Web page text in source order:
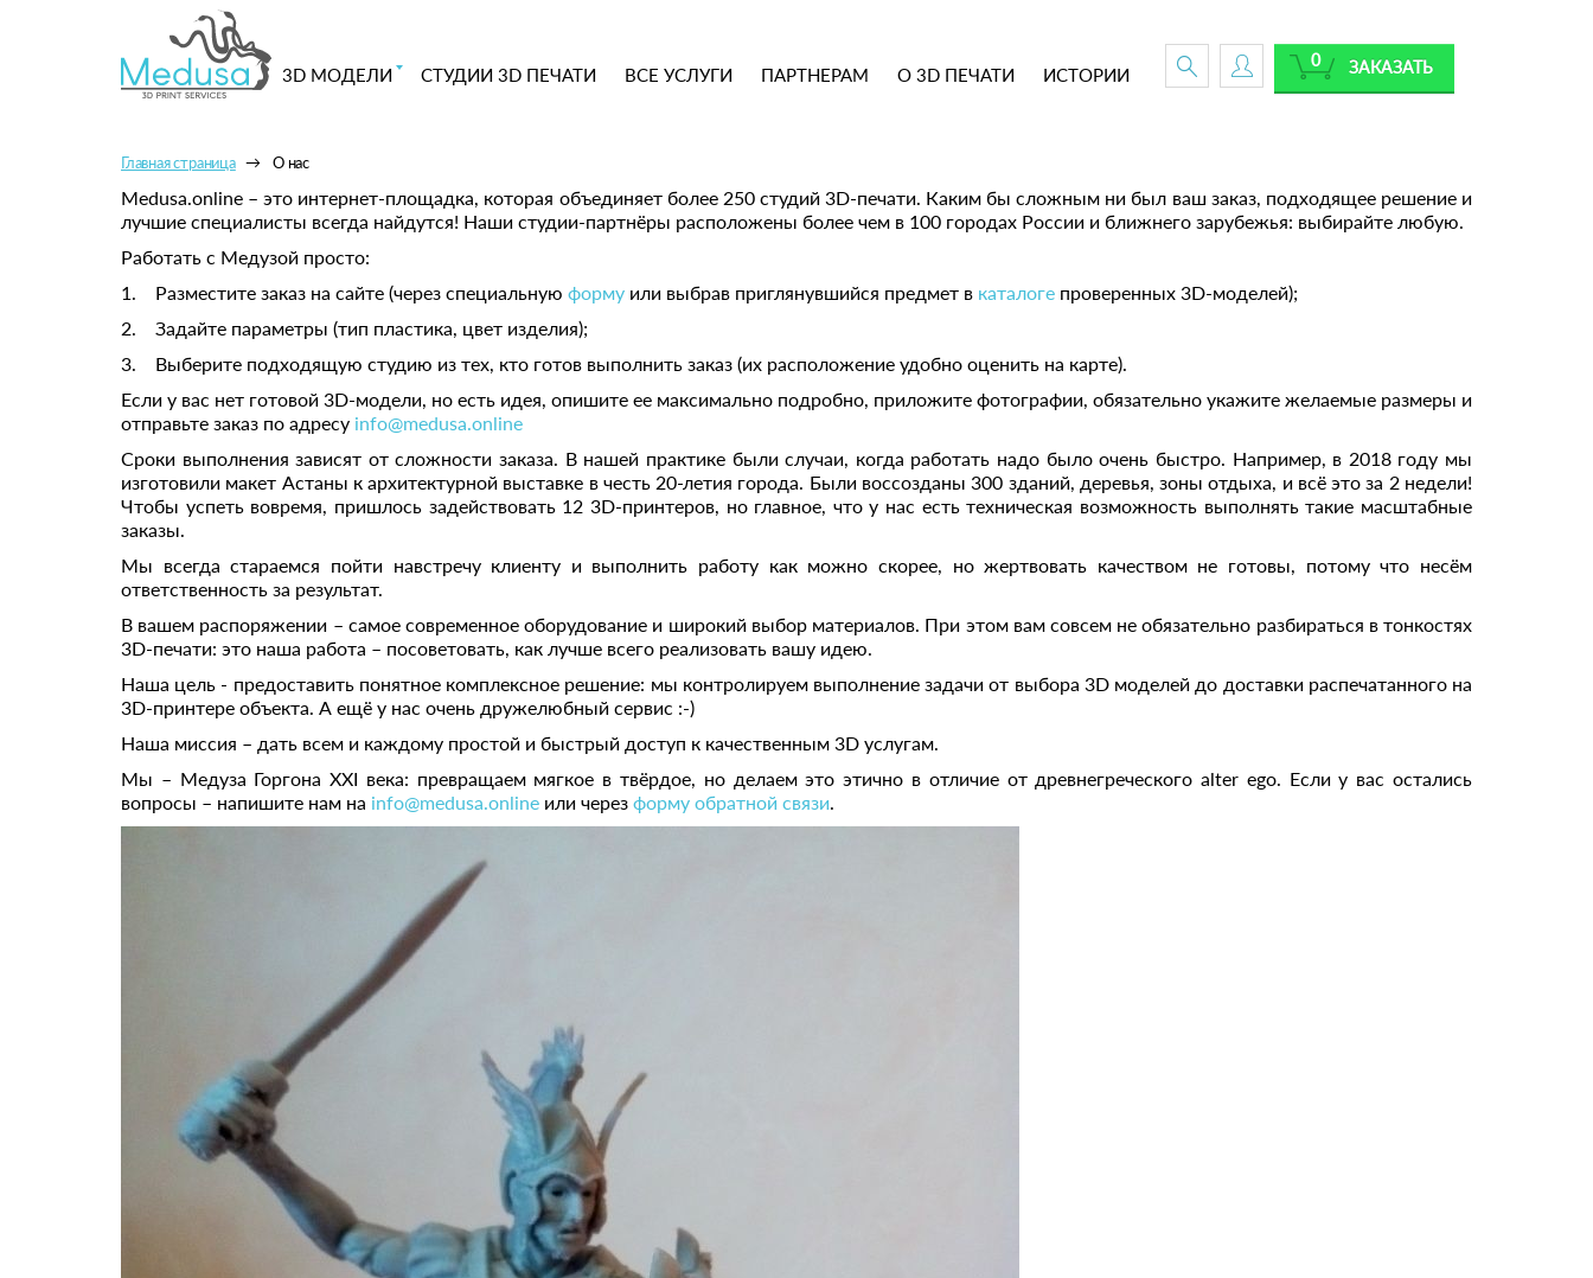
3D МОДЕЛИ СТУДИИ 3D ПЕЧАТИ ВСЕ УСЛУГИ ПАРТНЕРАМ О 3D ПЕЧАТИ ИСТОРИИ ЗАКАЗАТЬ
0
Главная страница О нас
Medusa.online – это интернет-площадка, которая объединяет более 250 студий 3D-печати. Каким бы сложным ни был ваш заказ, подходящее решение и
лучшие специалисты всегда найдутся! Наши студии-партнёры расположены более чем в 100 городах России и ближнего зарубежья: выбирайте любую.
Работать с Медузой просто:
1. Разместите заказ на сайте (через специальную форму или выбрав приглянувшийся предмет в каталоге проверенных 3D-моделей);
2. Задайте параметры (тип пластика, цвет изделия);
3. Выберите подходящую студию из тех, кто готов выполнить заказ (их расположение удобно оценить на карте).
Если у вас нет готовой 3D-модели, но есть идея, опишите ее максимально подробно, приложите фотографии, обязательно укажите желаемые размеры и
отправьте заказ по адресу info@medusa.online
Сроки выполнения зависят от сложности заказа. В нашей практике были случаи, когда работать надо было очень быстро. Например, в 2018 году мы
изготовили макет Астаны к архитектурной выставке в честь 20-летия города. Были воссозданы 300 зданий, деревья, зоны отдыха, и всё это за 2 недели!
Чтобы успеть вовремя, пришлось задействовать 12 3D-принтеров, но главное, что у нас есть техническая возможность выполнять такие масштабные
заказы.
Мы всегда стараемся пойти навстречу клиенту и выполнить работу как можно скорее, но жертвовать качеством не готовы, потому что несём
ответственность за результат.
В вашем распоряжении – самое современное оборудование и широкий выбор материалов. При этом вам совсем не обязательно разбираться в тонкостях
3D-печати: это наша работа – посоветовать, как лучше всего реализовать вашу идею.
Наша цель - предоставить понятное комплексное решение: мы контролируем выполнение задачи от выбора 3D моделей до доставки распечатанного на
3D-принтере объекта. А ещё у нас очень дружелюбный сервис :-)
Наша миссия – дать всем и каждому простой и быстрый доступ к качественным 3D услугам.
Мы – Медуза Горгона XXI века: превращаем мягкое в твёрдое, но делаем это этично в отличие от древнегреческого аlter ego. Если у вас остались
вопросы – напишите нам на info@medusa.online или через форму обратной связи.